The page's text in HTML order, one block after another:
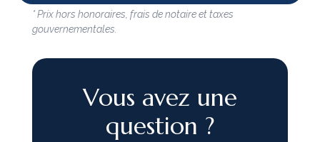
* Prix hors honoraires, frais de notaire et taxes
gouvernementales.
Vous avez une
question ?